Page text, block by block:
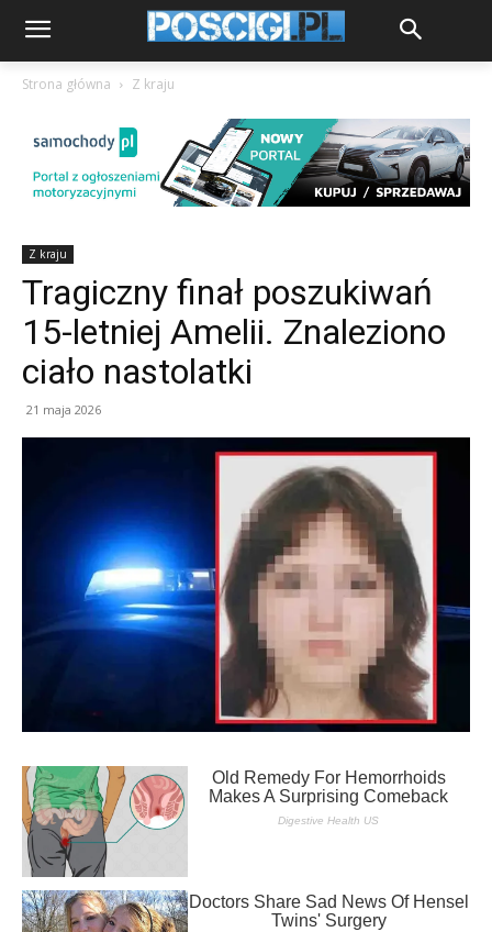
Strona główna Z kraju
Z kraju
Tragiczny finał poszukiwań
15-letniej Amelii. Znaleziono
ciało nastolatki
21 maja 2026